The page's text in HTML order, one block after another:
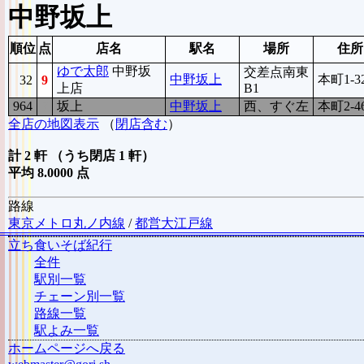
中野坂上
順位 点 店名 駅名 場所 住所
32 9
ゆで太郎 中野坂
上店
中野坂上
交差点南東
B1
本町1-
964
坂上 中野坂上 西、すぐ左
本町2-
全店の地図表示 （ 閉店含む）
計 2 軒 （うち閉店 1 軒）
平均 8.0000 点
路線
東京メトロ丸ノ内線 /都営大江戸線
立ち食いそば紀行
全件
駅別一覧
チェーン別一覧
路線一覧
駅よみ一覧
ホームページへ戻る